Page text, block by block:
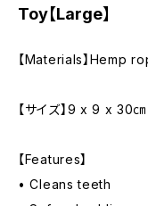
Toy【Large】
【Materials】Hemp
【サイズ】9 x 9 x 30㎝
【Features】
• Cleans teeth